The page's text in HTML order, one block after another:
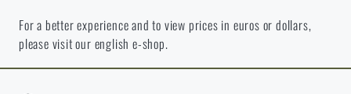
Ve vámi vybraném jazyce stránka neexistuje. Můžete tedy zůstat
zde, nebo přejít na hlavní stránku cílového jazyka. Jakou možnost
si vyberete?
ODEJÍT
For a better experience and to view prices in euros or dollars,
please visit our english e-shop.